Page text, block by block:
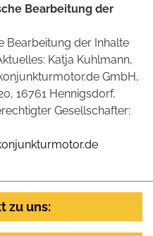
Bearbeitung der
Bearbeitung der Inhalte
Katja Kuhlmann,
GmbH,
16761 Hennigsdorf,
Gesellschafter:
zu uns: